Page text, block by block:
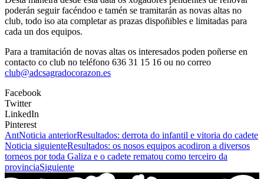
poderán seguir facéndoo e tamén se tramitarán as novas altas no
club, todo iso ata completar as prazas dispoñibles e limitadas para
cada un dos equipos.
Para a tramitación de novas altas os interesados poden poñerse en
contacto co club no teléfono 636 31 15 16 ou no correo
club@adcsagradocorazon.es
Facebook
Twitter
LinkedIn
Pinterest
AntNoticia anteriorResultados: derrota do infantil e vitoria do cadete
Noticia siguienteResultados: os nosos equipos acodiron a diversos
torneos por toda Galiza e o cadete rematou como terceiro da
provinciaSiguiente